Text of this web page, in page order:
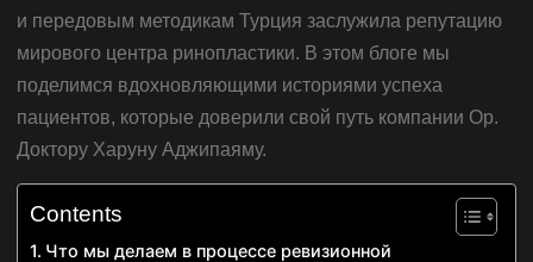
и передовым методикам Турция заслужила репутацию
мирового центра ринопластики. В этом блоге мы
поделимся вдохновляющими историями успеха
пациентов, которые доверили свой путь компании Op.
Доктору Харуну Аджипаяму.
Contents
Что мы делаем в процессе ревизионной